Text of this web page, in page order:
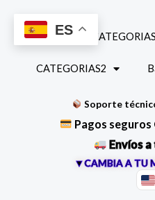
contenido
INICIO CATEGORIAS
CATEGORIAS2
Soporte
Pagos
Envíos
▼CAMBIA A TU
ES